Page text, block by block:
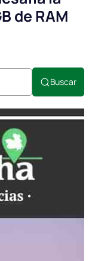
de RAM
Buscar